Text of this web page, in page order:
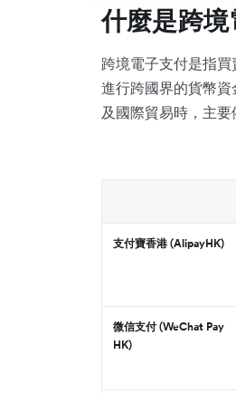
什麼是跨
跨境電子支付是指
進行跨國界的貨幣
及國際貿易時，主要
支付寶香港 (AlipayHK)
微信支付 (WeChat Pay
HK)